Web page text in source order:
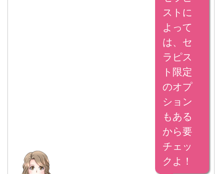
ストに
よって
は、セ
ラピス
ト限定
のオプ
ション
もある
から要
チェッ
クよ！